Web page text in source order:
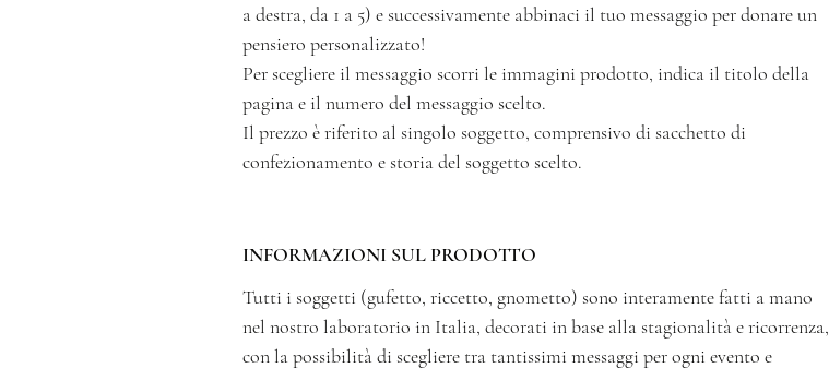
a destra, da 1 a 5) e successivamente abbinaci il tuo messaggio per donare un
pensiero personalizzato!
Per scegliere il messaggio scorri le immagini prodotto, indica il titolo della
pagina e il numero del messaggio scelto.
Il prezzo è riferito al singolo soggetto, comprensivo di sacchetto di
confezionamento e storia del soggetto scelto.
INFORMAZIONI SUL PRODOTTO
Tutti i soggetti (gufetto, riccetto, gnometto) sono interamente fatti a mano
nel nostro laboratorio in Italia, decorati in base alla stagionalità e ricorrenza,
con la possibilità di scegliere tra tantissimi messaggi per ogni evento e